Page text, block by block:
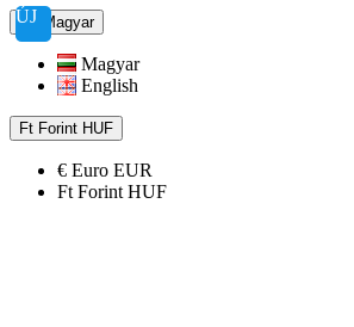
Magyar
Magyar
English
Ft Forint HUF
€ Euro EUR
Ft Forint HUF
ÚJ